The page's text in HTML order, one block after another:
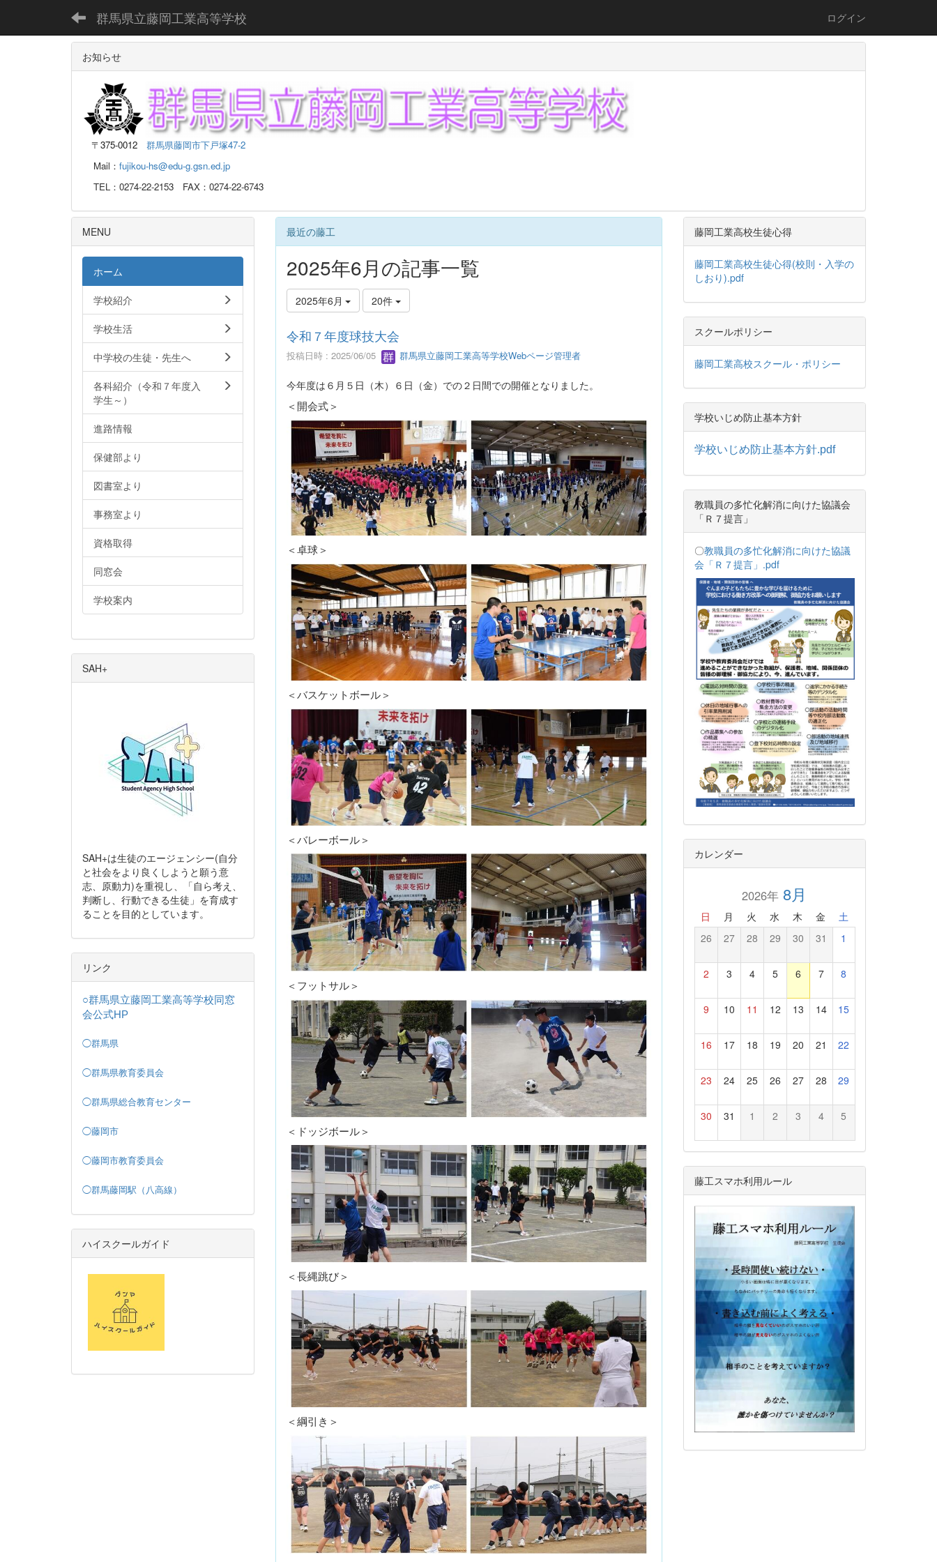
群馬県立藤岡工業高等学校 ログイン
お知らせ
〒375-0012
群馬県藤岡市下戸塚47-2
Mail： fujikou-hs@edu-g.gsn.ed.jp
TEL：0274-22-2153 FAX：0274-22-6743
最近の藤工
2025年6月の記事一覧
2025年6月 20件
令和７年度球技大会
投稿日時 : 2025/06/05 群馬県立藤岡工業高等学校Webページ管理者
今年度は６月５日（木）６日（金）での２日間での開催となりました。
＜開会式＞
＜卓球＞
＜バスケットボール＞
＜バレーボール＞
＜フットサル＞
＜ドッジボール＞
＜長縄跳び＞
＜綱引き＞
MENU
ホーム
学校紹介
学校生活
中学校の生徒・先生へ
各科紹介（令和７年度入
学生～）
進路情報
保健部より
図書室より
事務室より
資格取得
同窓会
学校案内
SAH+
SAH+は生徒のエージェンシー(自分
と社会をより良くしようと願う意
志、原動力)を重視し、「自ら考え、
判断し、行動できる生徒」を育成す
ることを目的としています。
リンク
○群馬県立藤岡工業高等学校同窓
会公式HP
◯群馬県
◯群馬県教育委員会
◯群馬県総合教育センター
◯藤岡市
◯藤岡市教育委員会
◯群馬藤岡駅（八高線）
ハイスクールガイド
藤岡工業高校生徒心得
藤岡工業高校生徒心得(校則・入学の
しおり).pdf
スクールポリシー
藤岡工業高校スクール・ポリシー
学校いじめ防止基本方針
学校いじめ防止基本方針.pdf
教職員の多忙化解消に向けた協議会
「Ｒ７提言」
〇教職員の多忙化解消に向けた協議
会「Ｒ７提言」.pdf
カレンダー
2026年 8月
日 月 火 水 木 金 土
26 27 28 29 30 31 1
2 3 4 5 6 7 8
9 10 11 12 13 14 15
16 17 18 19 20 21 22
23 24 25 26 27 28 29
30 31 1 2 3 4 5
藤工スマホ利用ルール